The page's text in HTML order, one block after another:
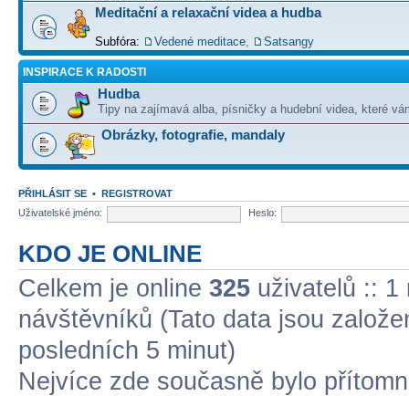
Meditační a relaxační videa a hudba
Subfóra: Vedené meditace Satsangy
INSPIRACE K RADOSTI
Hudba
Tipy na zajímavá alba, písničky a hudební videa, které
Obrázky, fotografie, mandaly
PŘIHLÁSIT SE • REGISTROVAT
Uživatelské jméno:
Heslo:
KDO JE ONLINE
Celkem je online 325 uživatelů :: 1
návštěvníků (Tato data jsou
posledních 5 minut)
Nejvíce zde současně bylo